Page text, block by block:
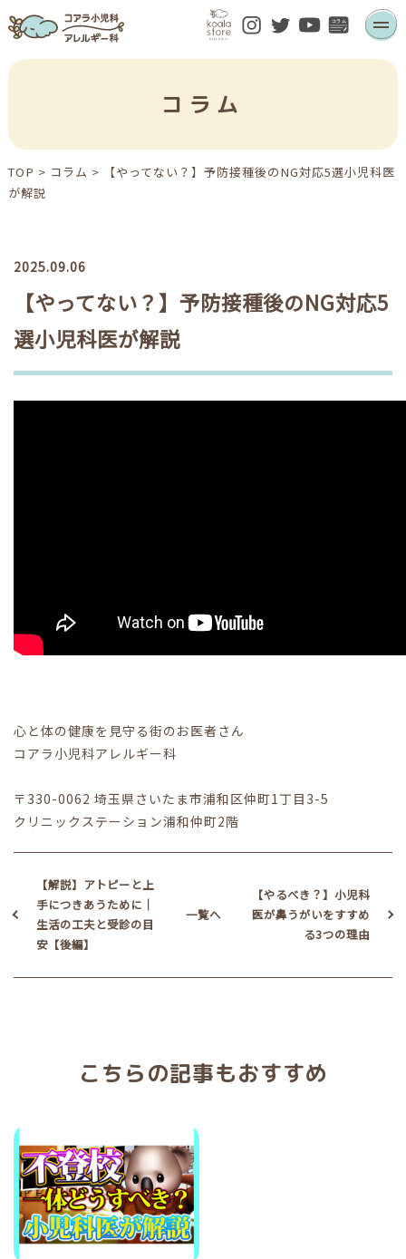
コラム
TOP > コラム > 【やってない？】予防接種後のNG対応5選小児科医
が解説
2025.09.06
【やってない？】予防接種後のNG対応5
選小児科医が解説
心と体の健康を見守る街のお医者さん
コアラ小児科アレルギー科
〒330-0062 埼玉県さいたま市浦和区仲町1丁目3-5
クリニックステーション浦和仲町2階
【解説】アトピーと上
手につきあうために｜
生活の工夫と受診の目
安【後編】
一覧へ
【やるべき？】小児科
医が鼻うがいをすすめ
る3つの理由
こちらの記事もおすすめ